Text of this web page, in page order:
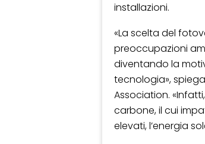
installazioni.
«La scelta del
preoccupazioni
diventando la
tecnologia»,
Association.
carbone, il cui
elevati, l’energia